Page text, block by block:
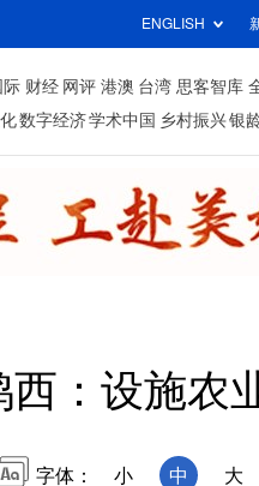
ENGLISH
际 财经 网评 港澳 台湾 思客智库
数字经济学术中国 乡村振兴银
西：设施农
字体： 小 中 大